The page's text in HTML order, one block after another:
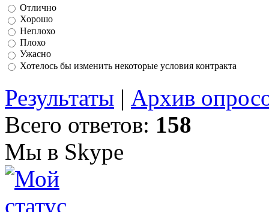
Отлично
Хорошо
Неплохо
Плохо
Ужасно
Хотелось бы изменить некоторые условия контракта
Результаты | Архив
Всего ответов: 158
Мы в Skype